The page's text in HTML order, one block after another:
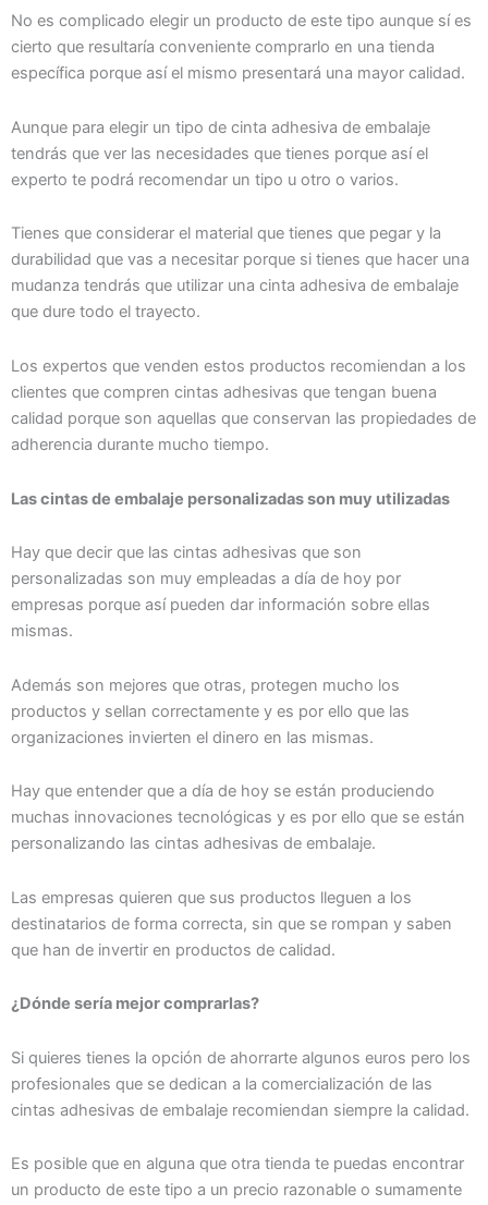
No es complicado elegir un producto de este tipo aunque sí es
cierto que resultaría conveniente comprarlo en una tienda
específica porque así el mismo presentará una mayor calidad.
Aunque para elegir un tipo de cinta adhesiva de embalaje
tendrás que ver las necesidades que tienes porque así el
experto te podrá recomendar un tipo u otro o varios.
Tienes que considerar el material que tienes que pegar y la
durabilidad que vas a necesitar porque si tienes que hacer una
mudanza tendrás que utilizar una cinta adhesiva de embalaje
que dure todo el trayecto.
Los expertos que venden estos productos recomiendan a los
clientes que compren cintas adhesivas que tengan buena
calidad porque son aquellas que conservan las propiedades de
adherencia durante mucho tiempo.
Las cintas de embalaje personalizadas son muy utilizadas
Hay que decir que las cintas adhesivas que son
personalizadas son muy empleadas a día de hoy por
empresas porque así pueden dar información sobre ellas
mismas.
Además son mejores que otras, protegen mucho los
productos y sellan correctamente y es por ello que las
organizaciones invierten el dinero en las mismas.
Hay que entender que a día de hoy se están produciendo
muchas innovaciones tecnológicas y es por ello que se están
personalizando las cintas adhesivas de embalaje.
Las empresas quieren que sus productos lleguen a los
destinatarios de forma correcta, sin que se rompan y saben
que han de invertir en productos de calidad.
¿Dónde sería mejor comprarlas?
Si quieres tienes la opción de ahorrarte algunos euros pero los
profesionales que se dedican a la comercialización de las
cintas adhesivas de embalaje recomiendan siempre la calidad.
Es posible que en alguna que otra tienda te puedas encontrar
un producto de este tipo a un precio razonable o sumamente